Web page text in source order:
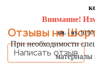
Отзывы на
Написать отзыв
Внимание!
пн. - пт.10.00
При необходимости
материалы